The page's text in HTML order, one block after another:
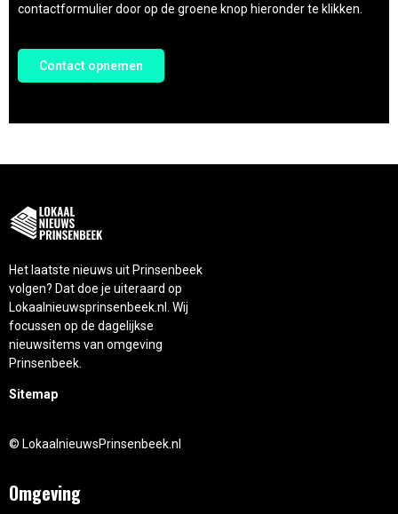
contactformulier door op de groene knop hieronder te klikken.
Contact opnemen
Het laatste nieuws uit Prinsenbeek
volgen? Dat doe je uiteraard op
Lokaalnieuwsprinsenbeek.nl. Wij
focussen op de dagelijkse
nieuwsitems van omgeving
Prinsenbeek.
Sitemap
© LokaalnieuwsPrinsenbeek.nl
Omgeving